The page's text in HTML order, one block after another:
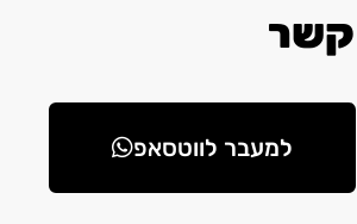
קשר
למעבר לווטסאפ